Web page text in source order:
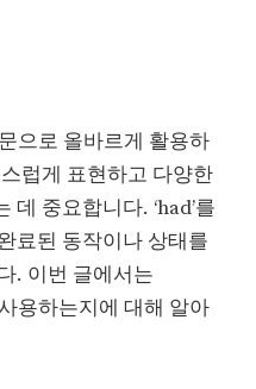
으로 올바르게 활용하
럽게 표현하고 다양한
중요합니다. ‘had’를
료된 동작이나 상태를
. 이번 글에서는
용하는지에 대해 알아